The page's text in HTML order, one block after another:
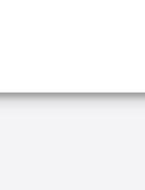
pour installer vos
le coût des travaux